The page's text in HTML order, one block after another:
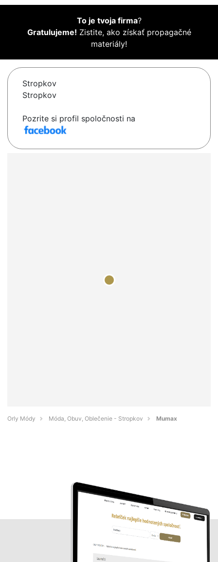
To je tvoja firma?
Gratulujeme! Zistite, ako získať propagačné
materiály!
Stropkov
Stropkov
Pozrite si profil spoločnosti na
Orly Módy Móda, Obuv, Oblečenie - Stropkov Mumax